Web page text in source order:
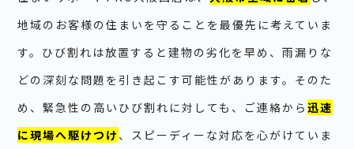
地域のお客様の住まいを守ることを最優先に考えていま
す。ひび割れは放置すると建物の劣化を早め、雨漏りな
どの深刻な問題を引き起こす可能性があります。そのた
め、緊急性の高いひび割れに対しても、ご連絡から迅速
に現場へ駆けつけ 、スピーディーな対応を心がけていま